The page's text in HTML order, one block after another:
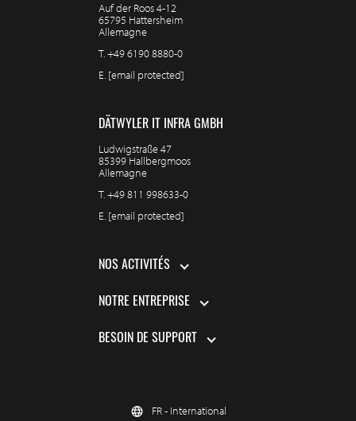
Auf der Roos 4-12
65795 Hattersheim
Allemagne
T.+49 6190 8880-0
E. [email protected]
DÄTWYLER IT INFRA GMBH
Ludwigstraße 47
85399 Hallbergmoos
Allemagne
T.+49 811 998633-0
E. [email protected]
NOS ACTIVITÉS
NOTRE ENTREPRISE
BESOIN DE SUPPORT
FR - International